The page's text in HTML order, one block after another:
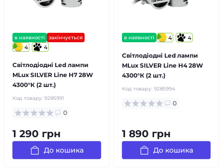
в наявності закінчується
4 4
Світлодіодні Led лампи
MLux SILVER Line H7 28W
4300°К (2 шт.)
Код товару: 9285991
0
1 290 грн
До кошика
в наявності 4 4
Світлодіодні Led лампи
MLux SILVER Line H4 28W
4300°К (2 шт.)
Код товару: 9285994
0
1 890 грн
До кошика